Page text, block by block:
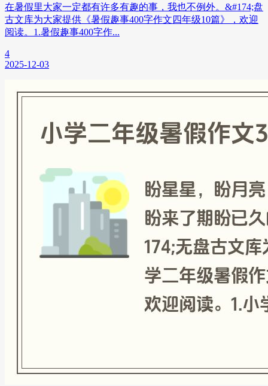
在暑假里大家一定都有许多有趣的事，我也不例外。&#174;盘
古文库为大家提供《暑假趣事400字作文四年级10篇》，欢迎
阅读。1.暑假趣事400字作...
4
2025-12-03